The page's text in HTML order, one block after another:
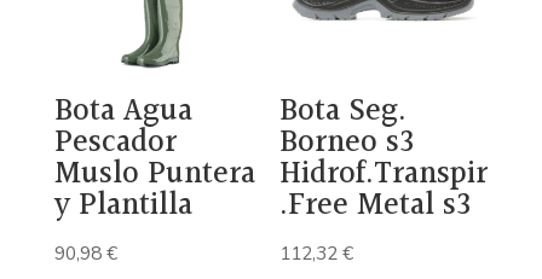
Bota Agua
Pescador
Muslo Puntera
y Plantilla
90,98€
Bota Seg.
Borneo s3
Hidrof.Transpir
.Free Metal s3
112,32€